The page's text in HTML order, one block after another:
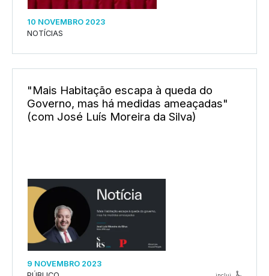
10 NOVEMBRO 2023
NOTÍCIAS
"Mais Habitação escapa à queda do
Governo, mas há medidas ameaçadas"
(com José Luís Moreira da Silva)
9 NOVEMBRO 2023